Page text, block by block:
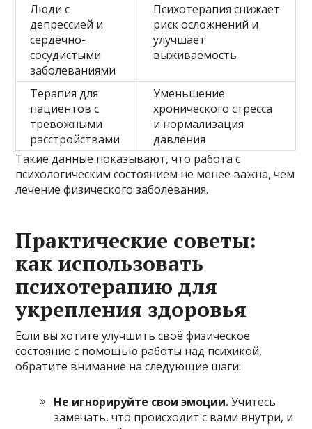
Люди с
депрессией и
сердечно-
сосудистыми
заболеваниями
Психотерапия снижает
риск осложнений и
улучшает
выживаемость
Терапия для
пациентов с
тревожными
расстройствами
Уменьшение
хронического стресса
и нормализация
давления
Такие данные показывают, что работа с
психологическим состоянием не менее важна, чем
лечение физического заболевания.
Практические советы:
как использовать
психотерапию для
укрепления здоровья
Если вы хотите улучшить своё физическое
состояние с помощью работы над психикой,
обратите внимание на следующие шаги:
Не игнорируйте свои эмоции.Учитесь
замечать, что происходит с вами внутри, и